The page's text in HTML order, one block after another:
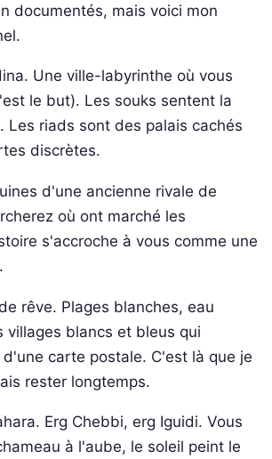
documentés, mais voici mon
Une ville-labyrinthe où vous
le but). Les souks sentent la
Les riads sont des palais cachés
discrètes.
d'une ancienne rivale de
où ont marché les
s'accroche à vous comme une
rêve. Plages blanches, eau
villages blancs et bleus qui
carte postale. C'est là que je
rester longtemps.
Erg Chebbi, erg Iguidi. Vous
à l'aube, le soleil peint le